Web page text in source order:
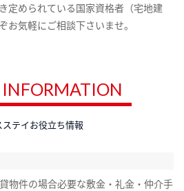
定められている国家資格者（宅地建
お気軽にご相談下さいませ。
INFORMATION
ステイお役立ち情報
物件の場合必要な敷金・礼金・仲介手